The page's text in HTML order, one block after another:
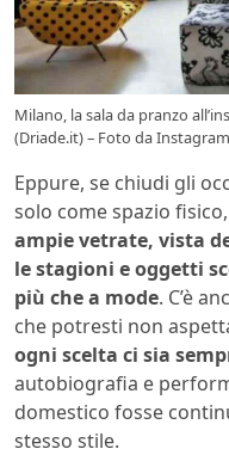
Milano, la sala da pranzo
(Driade.it) – Foto da
Eppure, se chiudi gli
solo come spazio
ampie vetrate, vista
le stagioni e oggetti
più che a mode. C’è
che potresti non
ogni scelta ci sia
autobiografia e
domestico fosse
stesso stile.